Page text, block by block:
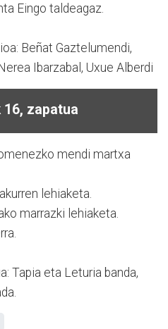
Eingo taldeagaz.
Beñat Gaztelumendi,
Ibarzabal, Uxue Alberdi
zapatua
mendi martxa
lehiaketa.
marrazki lehiaketa.
Tapia eta Leturia banda,